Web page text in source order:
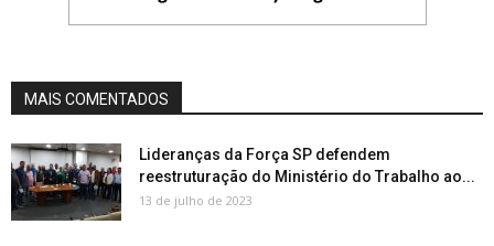
MAIS COMENTADOS
Lideranças da Força SP defendem
reestruturação do Ministério do Trabalho ao...
13 de julho de 2023